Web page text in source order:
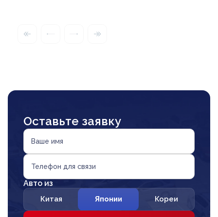
Оставьте заявку
Ваше имя
Телефон для связи
Авто из
Китая Японии Кореи